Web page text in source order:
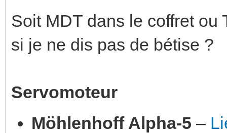
Soit MDT dans le coffret
si je ne dis pas de bétise ?
Servomoteur
Möhlenhoff Alpha-5 –